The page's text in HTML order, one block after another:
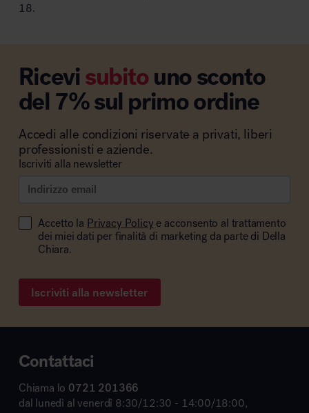
18.
Ricevisubitouno sconto
del 7% sul primo ordine
Accedi alle condizioni riservate a privati, liberi
professionisti e aziende.
Iscriviti alla newsletter
Accetto la Privacy Policy e acconsento al trattamento
dei miei dati per finalità di marketing da parte di Della
Chiara.
Iscriviti alla newsletter
Contattaci
Chiama lo 0721 201366
dal lunedì al venerdì 8:30/12:30 - 14:00/18:00,